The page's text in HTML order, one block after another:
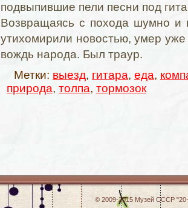
подвыпившие пели песни под
Возвращаясь с похода шумно и
утихомирили новостью, умер
вождь народа. Был траур.
Метки: выезд, гитара, еда,
природа, толпа, тормозок
© 2009-2015 Музей СССР